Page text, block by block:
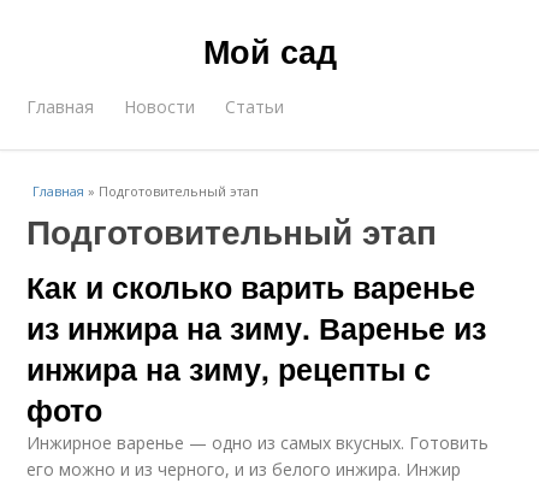
Мой сад
Главная Новости Статьи
Главная » Подготовительный этап
Подготовительный этап
Как и сколько варить варенье
из инжира на зиму. Варенье из
инжира на зиму, рецепты с
фото
Инжирное варенье — одно из самых вкусных. Готовить
его можно и из черного, и из белого инжира. Инжир